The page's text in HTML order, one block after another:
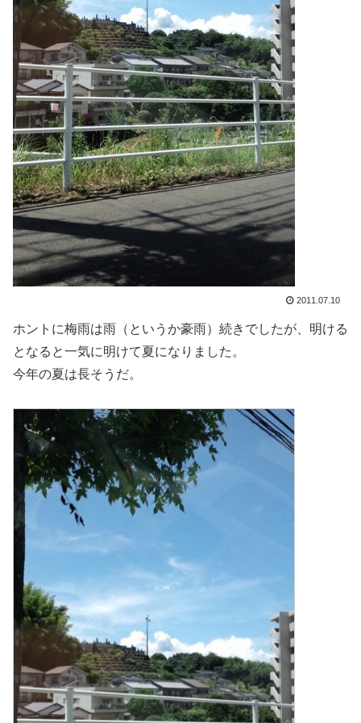
2011.07.10
ホントに梅雨は雨（というか豪雨）続きでしたが、明ける
となると一気に明けて夏になりました。
今年の夏は長そうだ。